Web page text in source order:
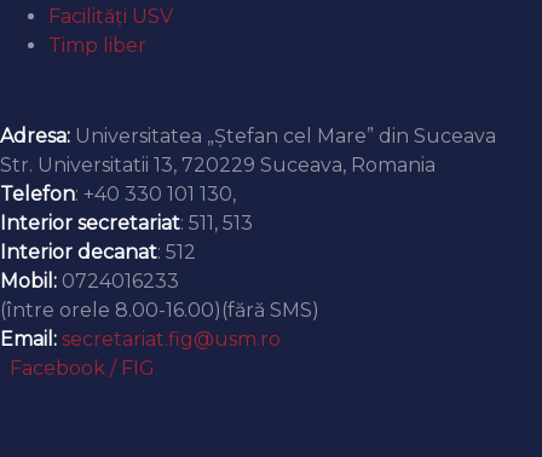
Facilități USV
Timp liber
Adresa: Universitatea „Ștefan cel Mare” din Suceava
Str. Universitatii 13, 720229 Suceava, Romania
Telefon: +40 330 101 130,
Interior secretariat: 511, 513
Interior decanat: 512
Mobil: 0724016233
(între orele 8.00-16.00)(fără SMS)
Email: secretariat.fig@usm.ro
Facebook / FIG